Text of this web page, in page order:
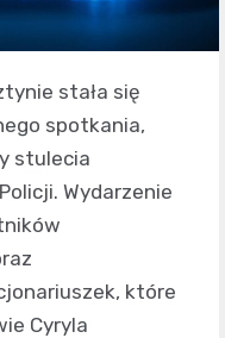
stała się
spotkania,
stulecia
Wydarzenie
które
Cyryla